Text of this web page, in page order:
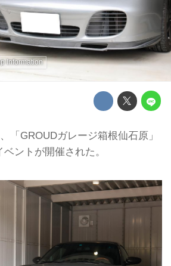
Information
「GROUDガレージ箱根仙石原」
ントが開催された。